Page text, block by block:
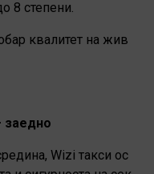
8 степени.
квалитет на жив
заедно
Wizi такси ос